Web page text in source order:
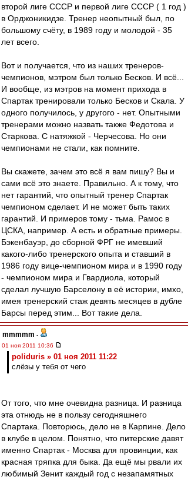
второй лиге СССР и первой лиге СССР ( 1 год )
в Орджоникидзе. Тренер неопытный был, по
большому счёту, в 1989 году и молодой - 35
лет всего.
Вот и получается, что из наших тренеров-
чемпионов, мэтром был только Бесков. И всё...
И вообще, из мэтров на момент прихода в
Спартак тренировали только Бесков и Скала. У
одного получилось, у другого - нет. Опытными
тренерами можно назвать также Федотова и
Старкова. С натяжкой - Черчесова. Но они
чемпионами не стали, как помните.
Вы скажете, зачем это всё я вам пишу? Вы и
сами всё это знаете. Правильно. А к тому, что
нет гарантий, что опытный тренер Спартак
чемпионом сделает. И не может быть таких
гарантий. И примеров тому - тьма. Рамос в
ЦСКА, например. А есть и обратные примеры.
Бэкенбауэр, до сборной ФРГ не имевший
какого-либо тренерского опыта и ставший в
1986 году вице-чемпионом мира и в 1990 году
- чемпионом мира и Гвардиола, который
сделал лучшую Барселону в её истории, имхо,
имея тренерский стаж девять месяцев в дубле
Барсы перед этим... Вот такие дела.
mmmmm -
01 ноя 2011 10:36
poliduris » 01 ноя 2011 11:22
слёзы у тебя от чего
От того, что мне очевидна разница. И разница
эта отнюдь не в пользу сегодняшнего
Спартака. Повторюсь, дело не в Карпине. Дело
в клубе в целом. Понятно, что питерские давят
именно Спартак - Москва для провинции, как
красная тряпка для быка. Да ещё мы рвали их
любимый Зенит каждый год с незапамятных